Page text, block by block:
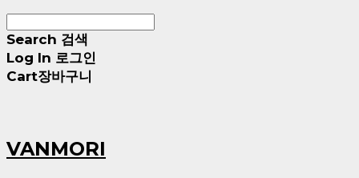
Search 검색
Log In 로그인
Cart장바구니
VANMORI